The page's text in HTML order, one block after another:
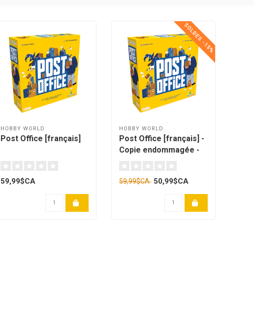
HOBBY WORLD
Post Office [français]
59,99$CA
SOLDES -15%
HOBBY WORLD
Post Office [français] -
Copie endommagée -
59,99$CA 50,99$CA